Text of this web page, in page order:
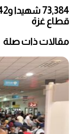
قطاع غزة
مقالات ذات صلة